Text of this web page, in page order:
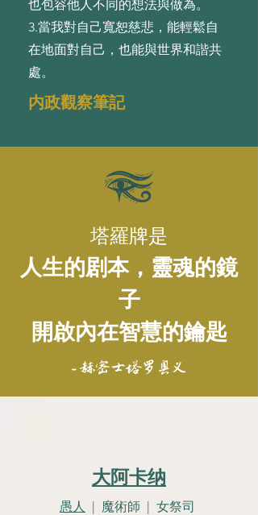
也包容他⼈不同的想法與做為。
3.當我對⾃⼰寬恕慈悲，能輕鬆⾃
在地⾯對⾃⼰，也能與世界和諧共
處。
内政觀察筆記
塔羅牌是
人生的剧本，靈魂的鏡
子
開啟內在智慧的鑰匙
- 赫密士塔罗奥义
大阿卡纳
愚人 | 魔術師 | 女祭司